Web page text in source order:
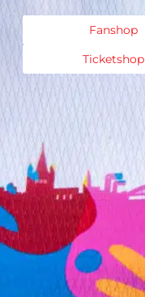
Fanshop
Ticketshop